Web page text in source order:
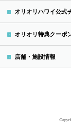
オリオリハワイ公式
オリオリ特典クーポ
店舗・施設情報